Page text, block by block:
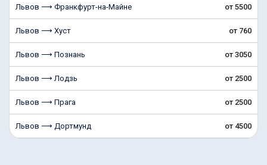
Львов ⟶ Франкфурт-на-Майне от 5500
Львов ⟶ Хуст от 760
Львов ⟶ Познань от 3050
Львов ⟶ Лодзь от 2500
Львов ⟶ Прага от 2500
Львов ⟶ Дортмунд от 4500